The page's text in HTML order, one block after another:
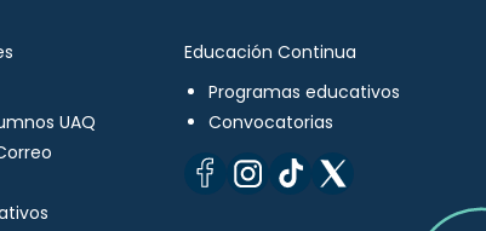
UAQ
Educación Continua
Programas educativos
Convocatorias